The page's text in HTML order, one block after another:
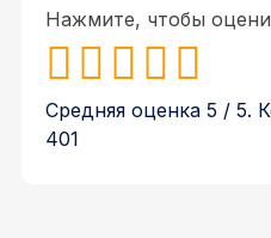
Нажмите, чтобы
Средняя оценка5 / 5.
401